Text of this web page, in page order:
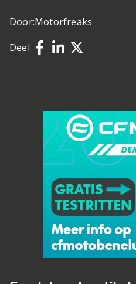
Door:Motorfreaks
Deel